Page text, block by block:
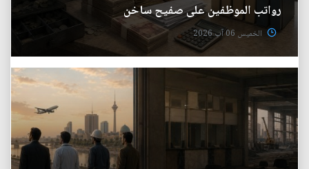
رواتب الموظفين على صفيح ساخن
الخميس 06 آب 2026